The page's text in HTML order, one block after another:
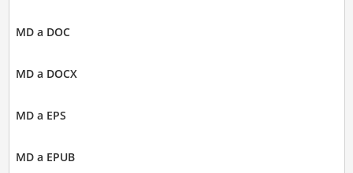
MD a DOC
MD a DOCX
MD a EPS
MD a EPUB